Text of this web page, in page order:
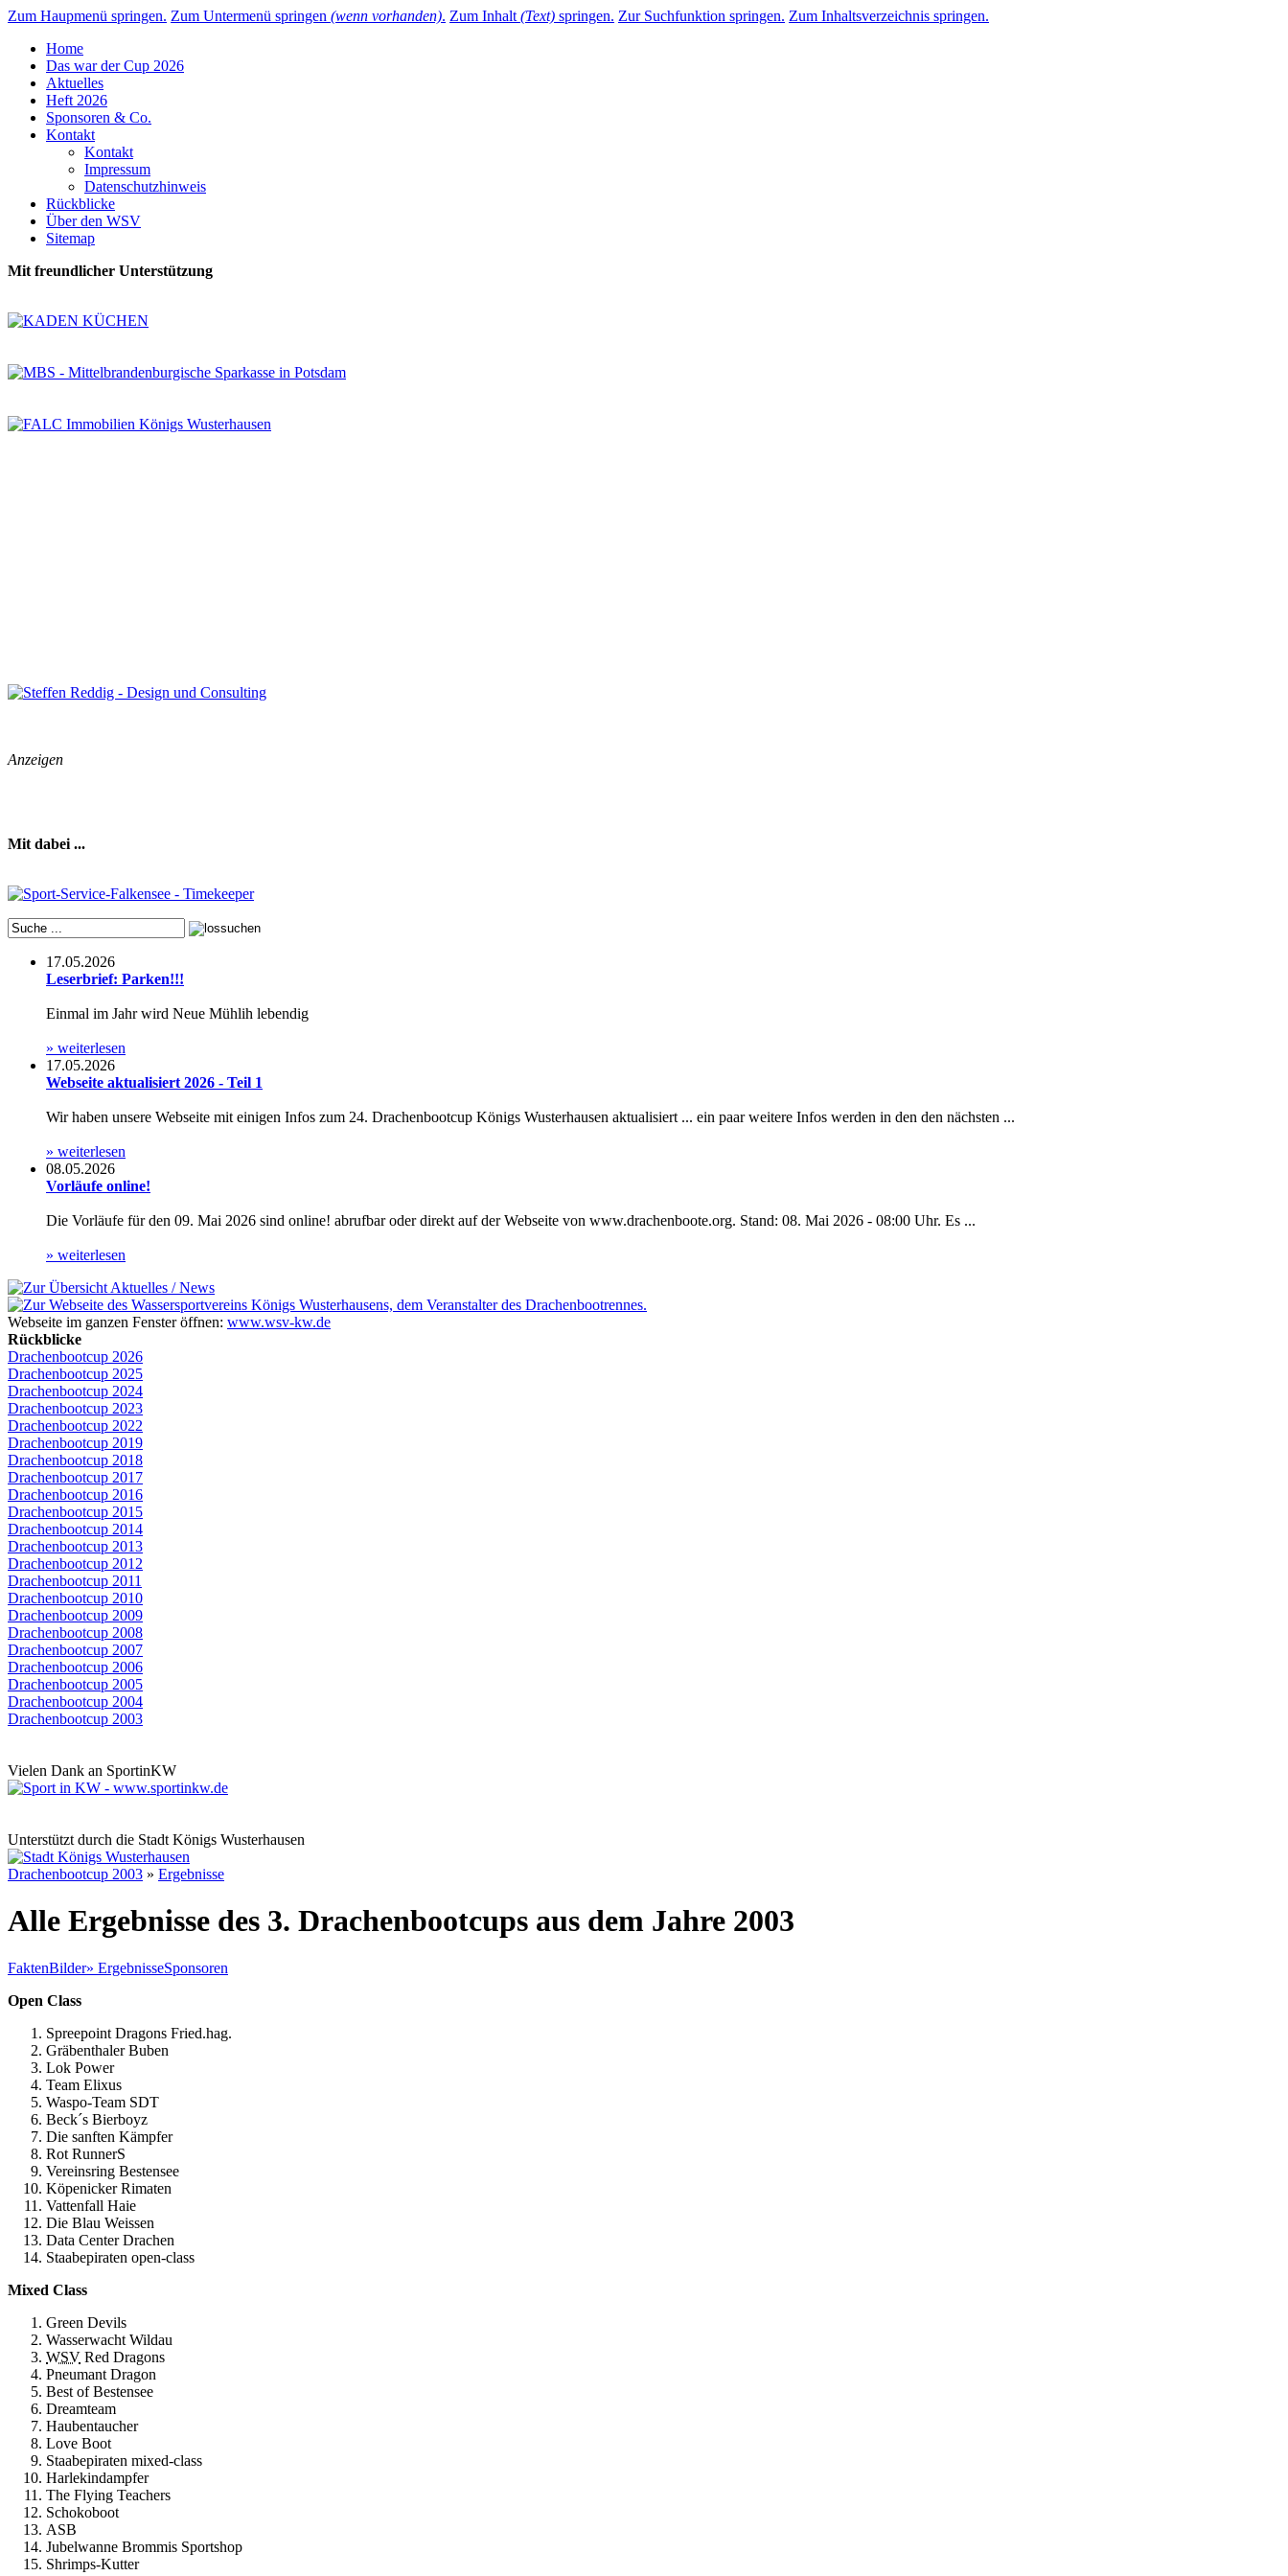
Zum Haupmenü springen. Zum Untermenü springen (wenn vorhanden). Zum Inhalt (Text) springen. Zur Suchfunktion springen. Zum Inhaltsverzeichnis springen.
Home
Das war der Cup 2026
Aktuelles
Heft 2026
Sponsoren & Co.
Kontakt
Kontakt
Impressum
Datenschutzhinweis
Rückblicke
Über den WSV
Sitemap
Mit freundlicher Unterstützung
Anzeigen
Mit dabei ...
17.05.2026
Leserbrief: Parken!!!
Einmal im Jahr wird Neue Mühlih lebendig
» weiterlesen
17.05.2026
Webseite aktualisiert 2026 - Teil 1
Wir haben unsere Webseite mit einigen Infos zum 24. Drachenbootcup Königs Wusterhausen aktualisiert ... ein paar weitere Infos werden in den den nächsten ...
» weiterlesen
08.05.2026
Vorläufe online!
Die Vorläufe für den 09. Mai 2026 sind online! abrufbar oder direkt auf der Webseite von www.drachenboote.org. Stand: 08. Mai 2026 - 08:00 Uhr. Es ...
» weiterlesen
Webseite im ganzen Fenster öffnen: www.wsv-kw.de
Rückblicke
Drachenbootcup 2026
Drachenbootcup 2025
Drachenbootcup 2024
Drachenbootcup 2023
Drachenbootcup 2022
Drachenbootcup 2019
Drachenbootcup 2018
Drachenbootcup 2017
Drachenbootcup 2016
Drachenbootcup 2015
Drachenbootcup 2014
Drachenbootcup 2013
Drachenbootcup 2012
Drachenbootcup 2011
Drachenbootcup 2010
Drachenbootcup 2009
Drachenbootcup 2008
Drachenbootcup 2007
Drachenbootcup 2006
Drachenbootcup 2005
Drachenbootcup 2004
Drachenbootcup 2003
Vielen Dank an SportinKW
Unterstützt durch die Stadt Königs Wusterhausen
Drachenbootcup 2003 » Ergebnisse
Alle Ergebnisse des 3. Drachenbootcups aus dem Jahre 2003
FaktenBilder» ErgebnisseSponsoren
Open Class
Spreepoint Dragons Fried.hag.
Gräbenthaler Buben
Lok Power
Team Elixus
Waspo-Team SDT
Beck´s Bierboyz
Die sanften Kämpfer
Rot RunnerS
Vereinsring Bestensee
Köpenicker Rimaten
Vattenfall Haie
Die Blau Weissen
Data Center Drachen
Staabepiraten open-class
Mixed Class
Green Devils
Wasserwacht Wildau
WSV Red Dragons
Pneumant Dragon
Best of Bestensee
Dreamteam
Haubentaucher
Love Boot
Staabepiraten mixed-class
Harlekindampfer
The Flying Teachers
Schokoboot
ASB
Jubelwanne Brommis Sportshop
Shrimps-Kutter